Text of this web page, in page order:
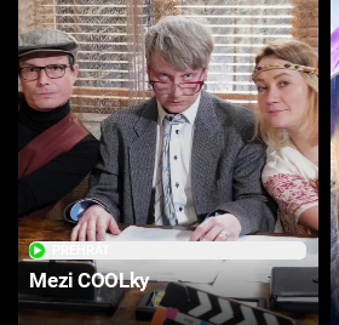
Mezi COOLky